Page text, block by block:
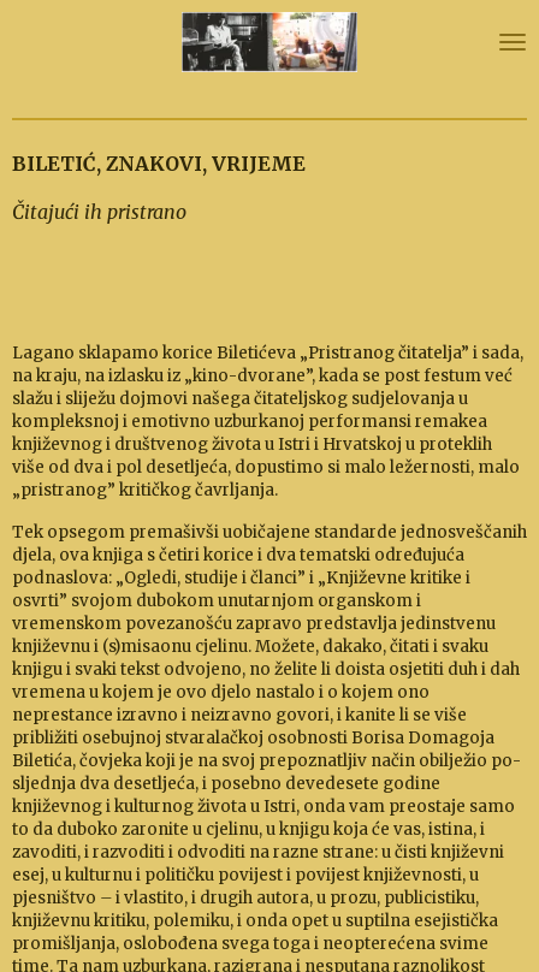
BILETIĆ, ZNAKOVI, VRIJEME
Čitajući ih pristrano
Lagano sklapamo korice Biletićeva „Pristranog či­tatelja” i sada,
na kraju, na izlasku iz „kino-dvorane”, ka­da se post festum već
slažu i sliježu dojmovi našega čitateljskog sudjelovanja u
kompleksnoj i emotivno uzburkanoj performansi remakea
književnog i društvenog života u Istri i Hrvatskoj u proteklih
više od dva i pol de­setljeća, dopustimo si malo ležernosti, malo
„pri­stra­nog” kritičkog čavrljanja.
Tek opsegom premašivši uobičajene standarde jedno­sveščanih
djela, ova knjiga s četiri korice i dva temat­ski određujuća
podnaslova: „Ogledi, studije i članci” i „Književne kritike i
osvrti” svojom dubokom unu­tar­njom organskom i
vremenskom povezanošću zapravo predstavlja jedinstvenu
knji­ževnu i (s)mi­saonu cjelinu. Možete, dakako, čitati i svaku
knjigu i svaki tekst odvojeno, no želite li doista osjetiti duh i dah
vremena u kojem je ovo djelo nastalo i o kojem ono
neprestance iz­ravno i neizravno govori, i kanite li se više
približiti osebujnoj stvaralačkoj osobnosti Borisa Domagoja
Biletića, čovjeka koji je na svoj prepoznatljiv način obilježio po­
sljednja dva desetljeća, i posebno devedesete godine
književnog i kulturnog života u Istri, onda vam preostaje samo
to da duboko zaronite u cjelinu, u knjigu koja će vas, istina, i
zavoditi, i razvoditi i odvoditi na razne stra­ne: u čisti književni
esej, u kulturnu i političku povijest i povijest književnosti, u
pjesni­štvo –i vlastito, i drugih autora, u prozu, publicistiku,
književnu kritiku, polemi­ku, i onda opet u suptilna esejis­tička
promišljanja, oslobođena svega toga i neoptere­ćena svime
time. Ta nam uzbur­ka­na, razigrana i nesputana razno­li­kost